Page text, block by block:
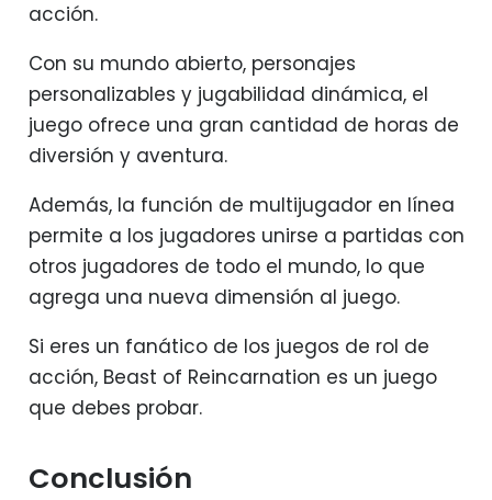
acción.
Con su mundo abierto, personajes
personalizables y jugabilidad dinámica, el
juego ofrece una gran cantidad de horas de
diversión y aventura.
Además, la función de multijugador en línea
permite a los jugadores unirse a partidas con
otros jugadores de todo el mundo, lo que
agrega una nueva dimensión al juego.
Si eres un fanático de los juegos de rol de
acción, Beast of Reincarnation es un juego
que debes probar.
Conclusión